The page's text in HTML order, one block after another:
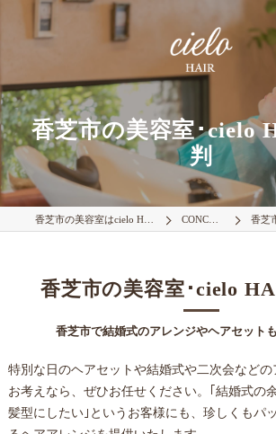
香芝市の美容室･cielo
判
香芝市の美容室はcielo HAIR CONCEPT 香芝
香芝市で結婚式のアレンジやヘアセット
香芝市の美容室･cielo
特別な日のヘアセットや結婚式や二次会など
お考えなら、ぜひお任せください。｢結婚式の
髪型にしたい｣というお客様にも、珍しくもパ